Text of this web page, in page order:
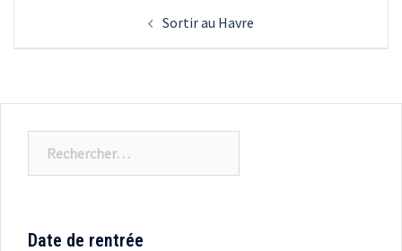
Sortir au Havre
Date de rentrée